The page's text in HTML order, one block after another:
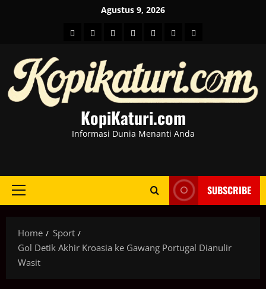
Agustus 9, 2026
HOMEBeritahot
BusinessKesehatan
SportEntertainment
KopiKaturi.com
Informasi Dunia Menanti Anda
Primary
SUBSCRIBE
Home
Sport
Gol Detik Akhir Kroasia ke Gawang Portugal Dianulir
Wasit